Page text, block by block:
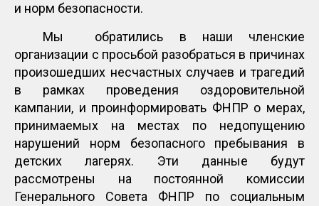
и норм безопасности.
Мы обратились в наши членские
организации с просьбой разобраться в причинах
произошедших несчастных случаев и трагедий
в рамках проведения оздоровительной
кампании, и проинформировать ФНПР о мерах,
принимаемых на местах по недопущению
нарушений норм безопасного пребывания в
детских лагерях. Эти данные будут
рассмотрены на постоянной комиссии
Генерального Совета ФНПР по социальным